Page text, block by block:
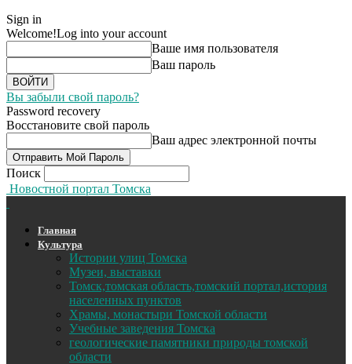
Sign in
Welcome!Log into your account
Ваше имя пользователя
Ваш пароль
Вы забыли свой пароль?
Password recovery
Восстановите свой пароль
Ваш адрес электронной почты
Поиск
Новостной портал Томска
Главная
Культура
Истории улиц Томска
Музеи, выставки
Томск,томская область,томский портал,история
населенных пунктов
Храмы, монастыри Томской области
Учебные заведения Томска
геологические памятники природы томской
области